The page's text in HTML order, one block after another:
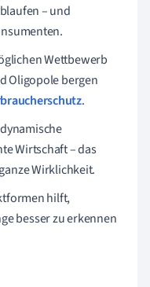
– und
Wettbewerb
Oligopole bergen
.
Wirtschaft – das
Wirklichkeit.
hilft,
besser zu erkennen